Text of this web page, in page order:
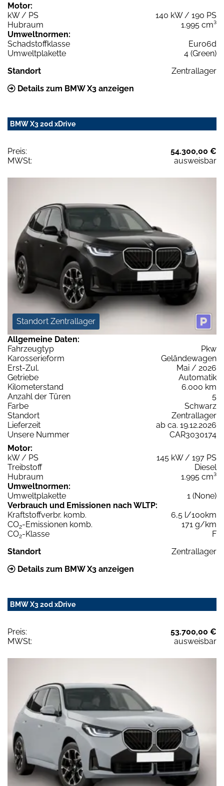
Motor:
kW / PS
140 kW / 190 PS
Hubraum
1.995 cm³
Umweltnormen:
Schadstoffklasse
Euro6d
Umweltplakette
4 (Green)
Standort
Zentrallager
Details zum BMW X3 anzeigen
BMW X3 20d xDrive
Preis:
54.300,00 €
MWSt:
ausweisbar
Standort Zentrallager
Allgemeine Daten:
Fahrzeugtyp
Pkw
Karosserieform
Geländewagen
Erst-Zul.
Mai / 2026
Getriebe
Automatik
Kilometerstand
6.000 km
Anzahl der Türen
5
Farbe
Schwarz
Standort
Zentrallager
Lieferzeit
ab ca. 19.12.2026
Unsere Nummer
CAR3030174
Motor:
kW / PS
145 kW / 197 PS
Treibstoff
Diesel
Hubraum
1.995 cm³
Umweltnormen:
Umweltplakette
1 (None)
Verbrauch und Emissionen nach WLTP:
Kraftstoffverbr. komb.
6,5 l/100km
CO2-Emissionen komb.
171 g/km
CO2-Klasse
F
Standort
Zentrallager
Details zum BMW X3 anzeigen
BMW X3 20d xDrive
Preis:
53.700,00 €
MWSt:
ausweisbar